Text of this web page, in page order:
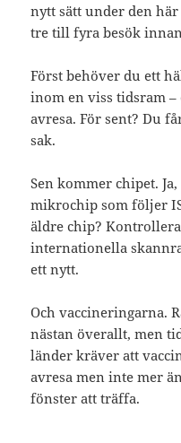
nytt sätt under den
tre till fyra besök
Först behöver du ett
inom en viss tidsram
avresa. För sent? Du
sak.
Sen kommer chipet.
mikrochip som följer
äldre chip?
internationella
ett nytt.
Och vaccineringarna.
nästan överallt, men
länder kräver att
avresa men inte mer
fönster att träffa.